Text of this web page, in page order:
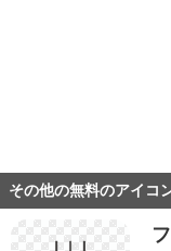
その他の無料のアイコ